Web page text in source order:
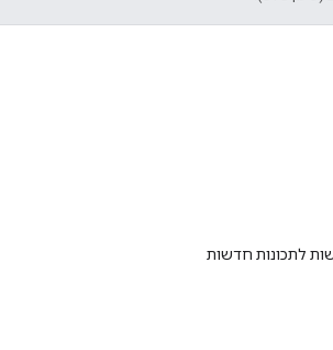
לתכונות חדשות